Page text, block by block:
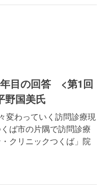
年目の回答 <第1回
野国美氏
変わっていく訪問診療現
ば市の片隅で訪問診療
クリニックつくば」院